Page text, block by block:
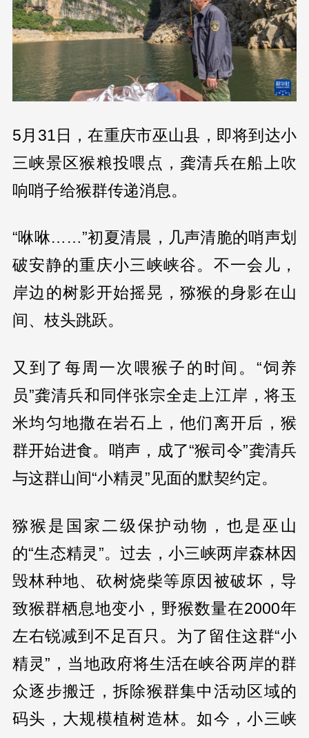
5月31日，在重庆市巫山县，即将到达小
三峡景区猴粮投喂点，龚清兵在船上吹
响哨子给猴群传递消息。
“咻咻……”初夏清晨，几声清脆的哨声划
破安静的重庆小三峡峡谷。不一会儿，
岸边的树影开始摇晃，猕猴的身影在山
间、枝头跳跃。
又到了每周一次喂猴子的时间。“饲养
员”龚清兵和同伴张宗全走上江岸，将玉
米均匀地撒在岩石上，他们离开后，猴
群开始进食。哨声，成了“猴司令”龚清兵
与这群山间“小精灵”见面的默契约定。
猕猴是国家二级保护动物，也是巫山
的“生态精灵”。过去，小三峡两岸森林因
毁林种地、砍树烧柴等原因被破坏，导
致猴群栖息地变小，野猴数量在2000年
左右锐减到不足百只。为了留住这群“小
精灵”，当地政府将生活在峡谷两岸的群
众逐步搬迁，拆除猴群集中活动区域的
码头，大规模植树造林。如今，小三峡